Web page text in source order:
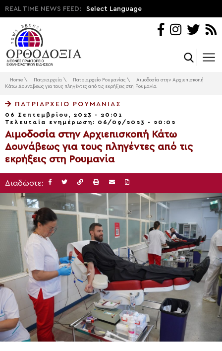
REAL TIME NEWS FEED: Select Language
Home \ Πατριαρχεία \ Πατριαρχείο Ρουμανίας \
Αιμοδοσία στην Αρχιεπισκοπή
Κάτω Δουνάβεως για τους πληγέντες από τις εκρήξεις στη Ρουμανία
ΠΑΤΡΙΑΡΧΕΊΟ ΡΟΥΜΑΝΊΑΣ
06 Σεπτεμβρίου, 2023 - 20:01
Τελευταία ενημέρωση: 06/09/2023 - 20:02
Αιμοδοσία στην Αρχιεπισκοπή Κάτω
Δουνάβεως για τους πληγέντες από τις
εκρήξεις στη Ρουμανία
Διαδώστε: